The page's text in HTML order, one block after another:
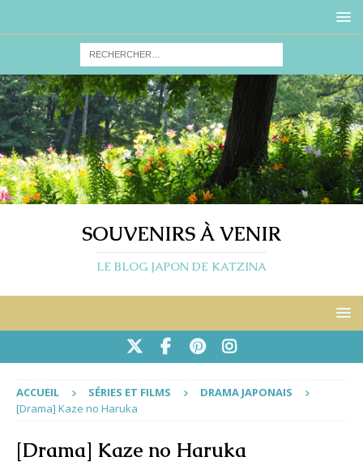
SOUVENIRS À VENIR
LE BLOG JAPON DE KATZINA
ACCUEIL SÉRIES ET FILMS
DRAMA JAPONAIS
[Drama] Kaze no Haruka
[Drama] Kaze no Haruka